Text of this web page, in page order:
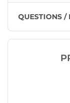
QUESTIONS /